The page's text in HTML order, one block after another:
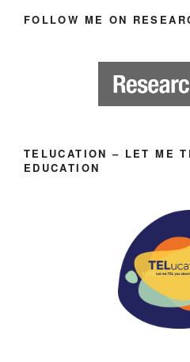
FOLLOW ME ON
TELUCATION – LET ME
EDUCATION